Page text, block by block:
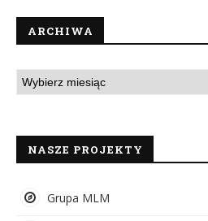
ARCHIWA
NASZE PROJEKTY
Grupa MLM